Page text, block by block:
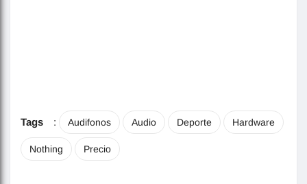
Tags : Audifonos Audio Deporte Hardware
Nothing Precio